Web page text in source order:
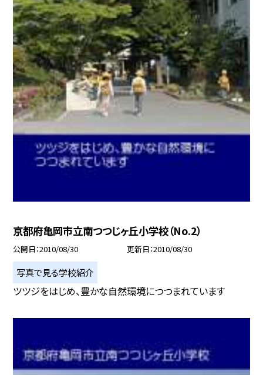
京都府亀岡市立南つつじヶ丘小学校（No.2）
公開日 2010/08/30 更新日 2010/08/30
写真で見る学校紹介
ツツジをはじめ、豊かな自然環境につつまれています